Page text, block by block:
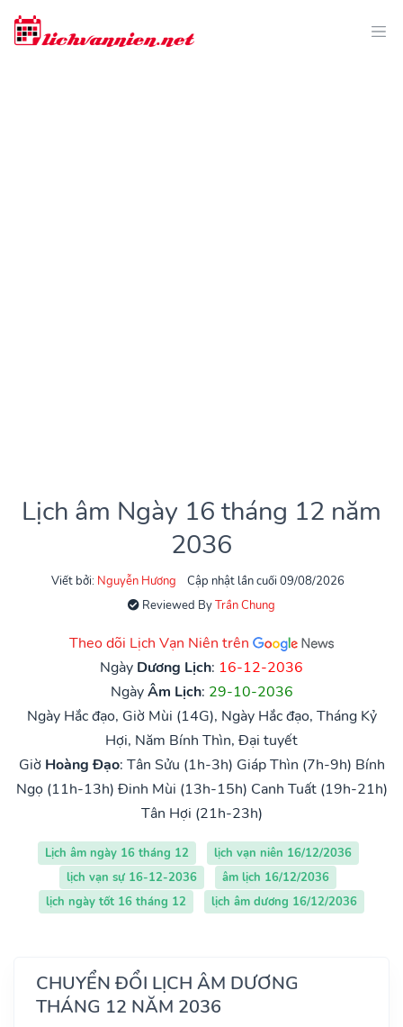
Lịch âm Ngày 16 tháng 12 năm
2036
Viết bởi: Nguyễn Hương
Cập nhật lần cuối 09/08/2026
Reviewed ByTrần Chung
Theo dõi Lịch Vạn Niên trên
Ngày Dương Lịch: 16-12-2036
NgàyÂm Lịch: 29-10-2036
Ngày Hắc đạo, Giờ Mùi (14G), Ngày Hắc đạo, Tháng Kỷ
Hợi, Năm Bính Thìn, Đại tuyết
Giờ Hoàng Đạo: Tân Sửu (1h-3h) Giáp Thìn (7h-9h) Bính
Ngọ (11h-13h) Đinh Mùi (13h-15h) Canh Tuất (19h-21h)
Tân Hợi (21h-23h)
Lịch âm ngày 16 tháng 12
lịch vạn niên 16/12/2036
lịch vạn sự 16-12-2036
âm lịch 16/12/2036
lịch ngày tốt 16 tháng 12
lịch âm dương 16/12/2036
CHUYỂN ĐỔI LỊCH ÂM DƯƠNG
THÁNG 12 NĂM 2036